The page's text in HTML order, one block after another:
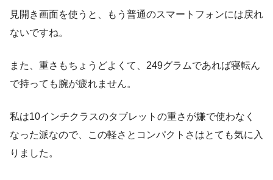
見開き画面を使うと、もう普通のスマートフォンには戻れ
ないですね。
また、重さもちょうどよくて、249グラムであれば寝転ん
で持っても腕が疲れません。
私は10インチクラスのタブレットの重さが嫌で使わなく
なった派なので、この軽さとコンパクトさはとても気に入
りました。